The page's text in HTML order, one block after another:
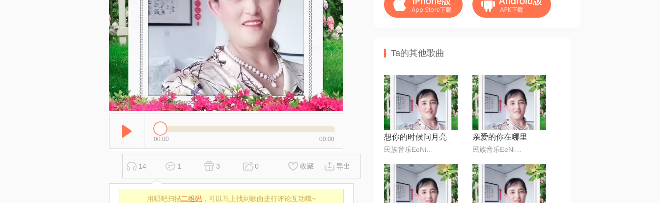
00:00 00:00
14 1 3 0 收藏 导出
用唱吧扫描二维码 ，可以马上找到歌曲进行评论互动哦~
Ta的其他歌曲
想你的时候问月亮 亲爱的你在哪里